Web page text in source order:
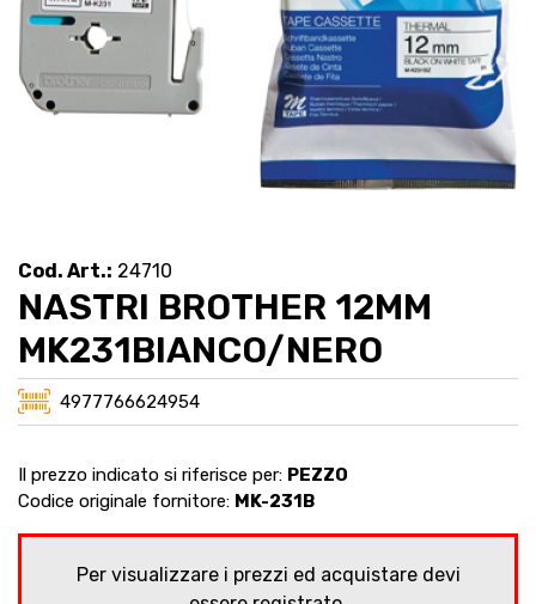
Cod. Art.: 24710
NASTRI BROTHER 12MM
MK231BIANCO/NERO
4977766624954
Il prezzo indicato si riferisce per: PEZZO
Codice originale fornitore: MK-231B
Per visualizzare i prezzi ed acquistare devi